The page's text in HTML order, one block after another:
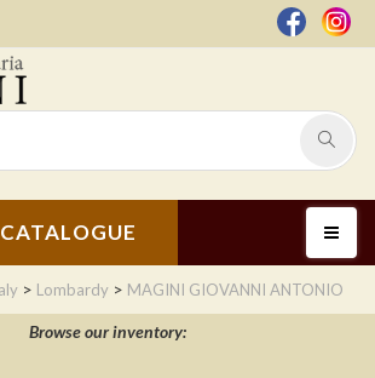
> Lombardy > MAGINI GIOVANNI ANTONIO
Browse our inventory: